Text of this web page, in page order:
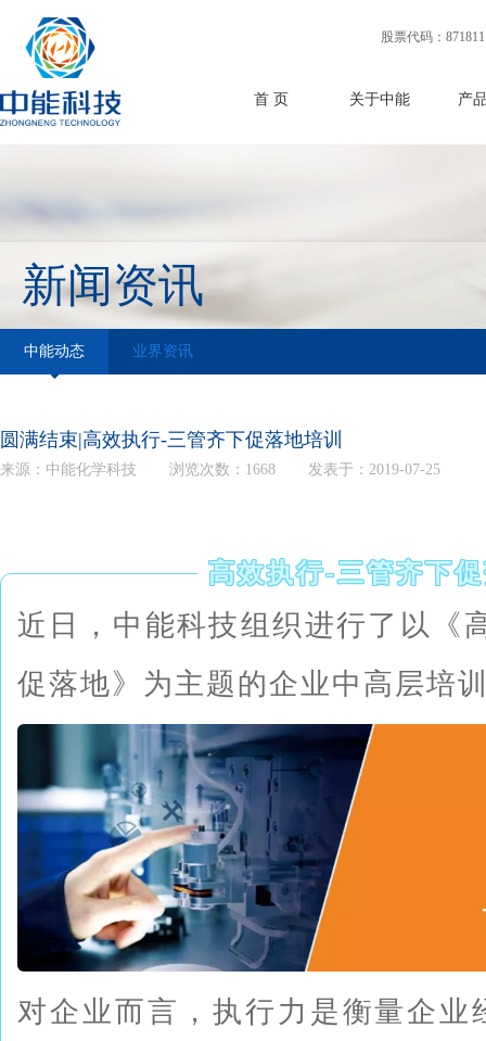
股票代码：871811
首 页 关于中能 产
新闻资讯
中能动态 业界资讯
圆满结束|高效执行-三管齐下促落地培训
来源：中能化学科技 浏览次数：1668 发表于：2019-07-25
高效执行-三管齐下
近日，中能科技组织进行了以《
促落地》为主题的企业中高层培
对企业而言，执行力是衡量企业